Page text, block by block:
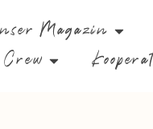
Magazin